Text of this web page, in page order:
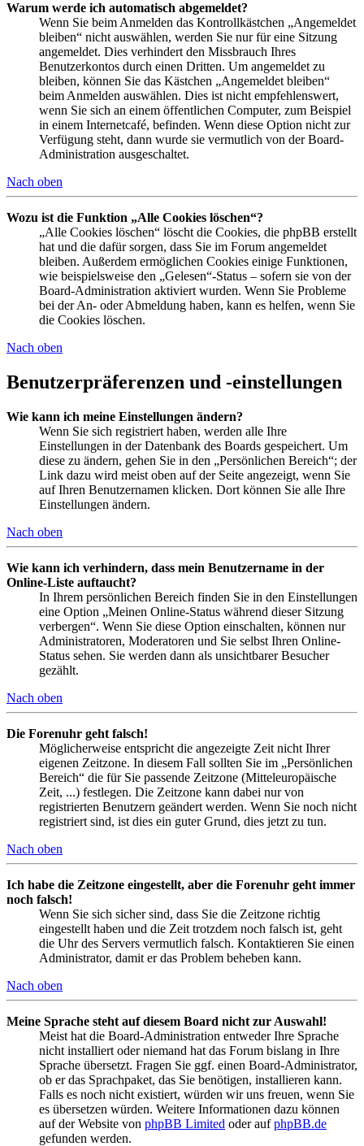
Warum werde ich automatisch abgemeldet?
Wenn Sie beim Anmelden das Kontrollkästchen „Angemeldet
bleiben“ nicht auswählen, werden Sie nur für eine Sitzung
angemeldet. Dies verhindert den Missbrauch Ihres
Benutzerkontos durch einen Dritten. Um angemeldet zu
bleiben, können Sie das Kästchen „Angemeldet bleiben“
beim Anmelden auswählen. Dies ist nicht empfehlenswert,
wenn Sie sich an einem öffentlichen Computer, zum Beispiel
in einem Internetcafé, befinden. Wenn diese Option nicht zur
Verfügung steht, dann wurde sie vermutlich von der Board-
Administration ausgeschaltet.
Nach oben
Wozu ist die Funktion „Alle Cookies löschen“?
„Alle Cookies löschen“ löscht die Cookies, die phpBB erstellt
hat und die dafür sorgen, dass Sie im Forum angemeldet
bleiben. Außerdem ermöglichen Cookies einige Funktionen,
wie beispielsweise den „Gelesen“-Status – sofern sie von der
Board-Administration aktiviert wurden. Wenn Sie Probleme
bei der An- oder Abmeldung haben, kann es helfen, wenn Sie
die Cookies löschen.
Nach oben
Benutzerpräferenzen und -einstellungen
Wie kann ich meine Einstellungen ändern?
Wenn Sie sich registriert haben, werden alle Ihre
Einstellungen in der Datenbank des Boards gespeichert. Um
diese zu ändern, gehen Sie in den „Persönlichen Bereich“; der
Link dazu wird meist oben auf der Seite angezeigt, wenn Sie
auf Ihren Benutzernamen klicken. Dort können Sie alle Ihre
Einstellungen ändern.
Nach oben
Wie kann ich verhindern, dass mein Benutzername in der
Online-Liste auftaucht?
In Ihrem persönlichen Bereich finden Sie in den Einstellungen
eine Option „Meinen Online-Status während dieser Sitzung
verbergen“. Wenn Sie diese Option einschalten, können nur
Administratoren, Moderatoren und Sie selbst Ihren Online-
Status sehen. Sie werden dann als unsichtbarer Besucher
gezählt.
Nach oben
Die Forenuhr geht falsch!
Möglicherweise entspricht die angezeigte Zeit nicht Ihrer
eigenen Zeitzone. In diesem Fall sollten Sie im „Persönlichen
Bereich“ die für Sie passende Zeitzone (Mitteleuropäische
Zeit, ...) festlegen. Die Zeitzone kann dabei nur von
registrierten Benutzern geändert werden. Wenn Sie noch nicht
registriert sind, ist dies ein guter Grund, dies jetzt zu tun.
Nach oben
Ich habe die Zeitzone eingestellt, aber die Forenuhr geht immer
noch falsch!
Wenn Sie sich sicher sind, dass Sie die Zeitzone richtig
eingestellt haben und die Zeit trotzdem noch falsch ist, geht
die Uhr des Servers vermutlich falsch. Kontaktieren Sie einen
Administrator, damit er das Problem beheben kann.
Nach oben
Meine Sprache steht auf diesem Board nicht zur Auswahl!
Meist hat die Board-Administration entweder Ihre Sprache
nicht installiert oder niemand hat das Forum bislang in Ihre
Sprache übersetzt. Fragen Sie ggf. einen Board-Administrator,
ob er das Sprachpaket, das Sie benötigen, installieren kann.
Falls es noch nicht existiert, würden wir uns freuen, wenn Sie
es übersetzen würden. Weitere Informationen dazu können
auf der Website von phpBB Limited oder aufphpBB.de
gefunden werden.